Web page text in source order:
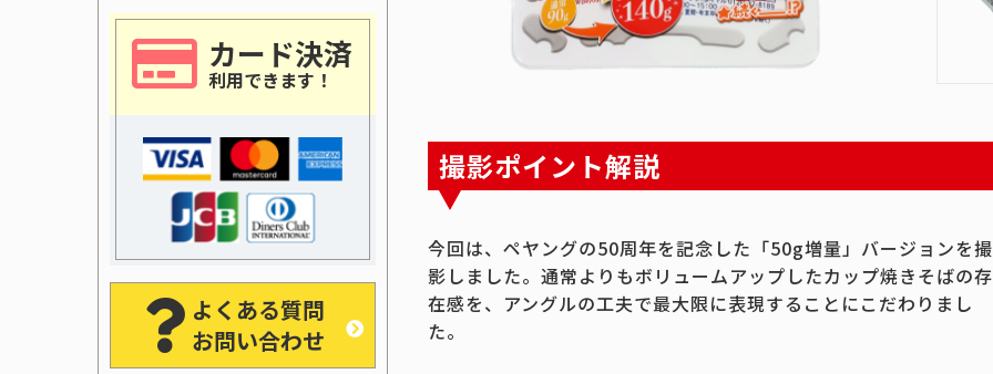
撮影ポイント解説
今回は、ペヤングの50周年を記念した「50g増量」バージョンを撮
影しました。通常よりもボリュームアップしたカップ焼きそばの存
在感を、アングルの工夫で最大限に表現することにこだわりまし
た。
カード決済
利用できます！
よくある質問
お問い合わせ